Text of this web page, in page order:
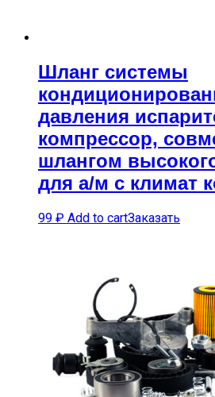
Шланг системы
давления
компрессор,
шлангом
для а/м с климат
99 ₽ Add to cartЗаказать